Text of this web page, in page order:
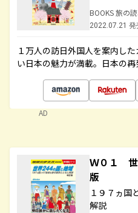
BOOKS 旅の
2022.07.21 発
１万人の訪日外国人を案内し
い日本の魅力が満載。日本の再
AD
Ｗ０１
版
１９７ヵ国
解説